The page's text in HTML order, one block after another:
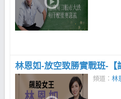
林恩如-放空致勝實戰班-【
頻道： 林